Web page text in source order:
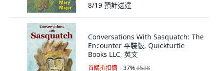
8/19 預計送達
Conversations With Sasquatch: The
Encounter 平裝版, Quickturtle
Books LLC, 英文
首購折扣價 37%$538